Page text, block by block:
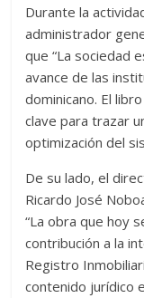
Durante la
administrador
que “La sociedad
avance de las
dominicano. El
clave para trazar
optimización del
De su lado, el
Ricardo José
“La obra que hoy
contribución a la
Registro
contenido jurídico